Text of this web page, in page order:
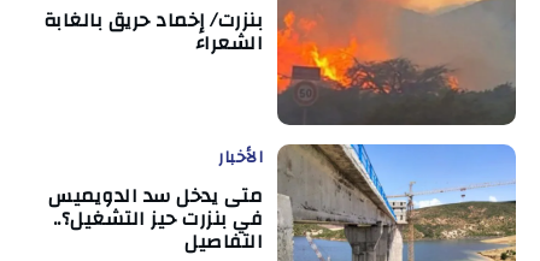
بنزرت/ إخماد حريق بالغابة
الشعراء
الأخبار
متى يدخل سد الدويميس
في بنزرت حيز التشغيل؟..
التفاصيل